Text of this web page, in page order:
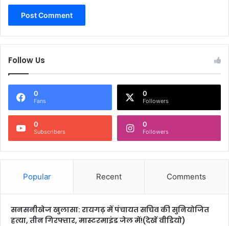
Follow Us
0
Fans
0
Followers
0
Subscribers
0
Followers
Popular Recent Comments
सनसनीखेज खुलासा: रायगढ़ में पंचायत सचिव की सुनियोजित
हत्या, तीन गिरफ्तार, मास्टरमाइंड जेल में!(देखें वीडियो)